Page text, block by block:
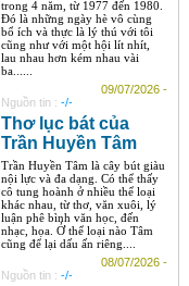
trong 4 năm, từ 1977 đến 1980.
Đó là những ngày hè vô cùng
bổ ích và thực là lý thú với tôi
cũng như với một hội lít nhít,
lau nhau hơn kém nhau vài
ba......
09/07/2026 -
Nguồn tin : -/-
Thơ lục bát của
Trần Huyền Tâm
Trần Huyền Tâm là cây bút giàu
nội lực và đa dạng. Có thể thấy
cô tung hoành ở nhiều thể loại
khác nhau, từ thơ, văn xuôi, lý
luận phê bình văn học, đến
nhạc, họa. Ở thể loại nào Tâm
cũng để lại dấu ấn riêng....
08/07/2026 -
Nguồn tin : -/-